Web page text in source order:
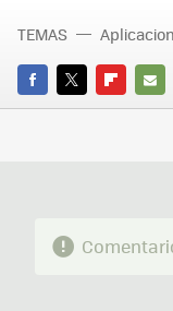
FACEBOOK
TWITTERFLIPBOARD
E-
TEMAS